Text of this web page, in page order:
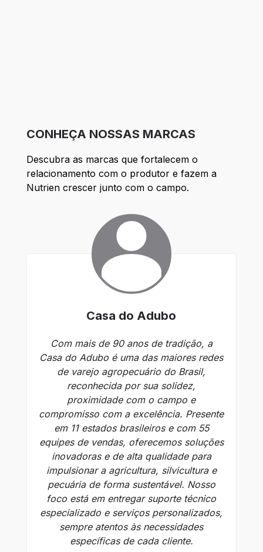
CONHEÇA NOSSAS MARCAS
Descubra as marcas que fortalecem o
relacionamento com o produtor e fazem a
Nutrien crescer junto com o campo.
Casa do Adubo
Com mais de 90 anos de tradição, a
Casa do Adubo é uma das maiores redes
de varejo agropecuário do Brasil,
reconhecida por sua solidez,
proximidade com o campo e
compromisso com a excelência. Presente
em 11 estados brasileiros e com 55
equipes de vendas, oferecemos soluções
inovadoras e de alta qualidade para
impulsionar a agricultura, silvicultura e
pecuária de forma sustentável. Nosso
foco está em entregar suporte técnico
especializado e serviços personalizados,
sempre atentos às necessidades
específicas de cada cliente.